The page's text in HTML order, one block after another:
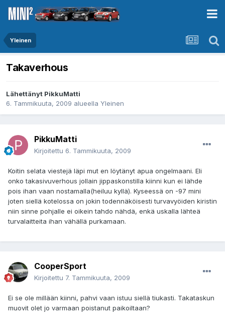
Yleinen
Takaverhous
Lähettänyt PikkuMatti
6. Tammikuuta, 2009 alueella Yleinen
PikkuMatti
Kirjoitettu 6. Tammikuuta, 2009
Koitin selata viestejä läpi mut en löytänyt apua ongelmaani. Eli
onko takasivuverhous jollain jippaskonstilla kiinni kun ei lähde
pois ihan vaan nostamalla(heiluu kyllä). Kyseessä on -97 mini
joten siellä kotelossa on jokin todennäköisesti turvavyöiden kiristin
niin sinne pohjalle ei oikein tahdo nähdä, enkä uskalla lähteä
turvalaitteita ihan vähällä purkamaan.
CooperSport
Kirjoitettu 7. Tammikuuta, 2009
Ei se ole millään kiinni, pahvi vaan istuu siellä tiukasti. Takataskun
muovit olet jo varmaan poistanut paikoiltaan?